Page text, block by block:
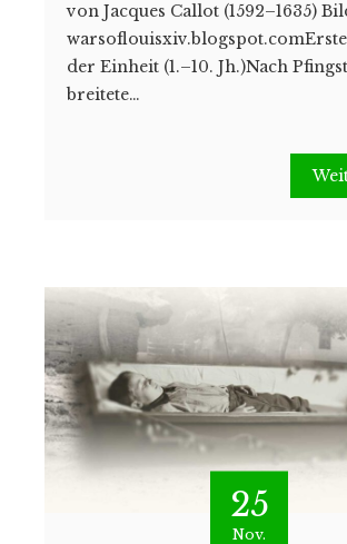
von Jacques Callot (1592–1635)
der Einheit (1.–10. Jh.)Nach
breitete…
25
Nov.